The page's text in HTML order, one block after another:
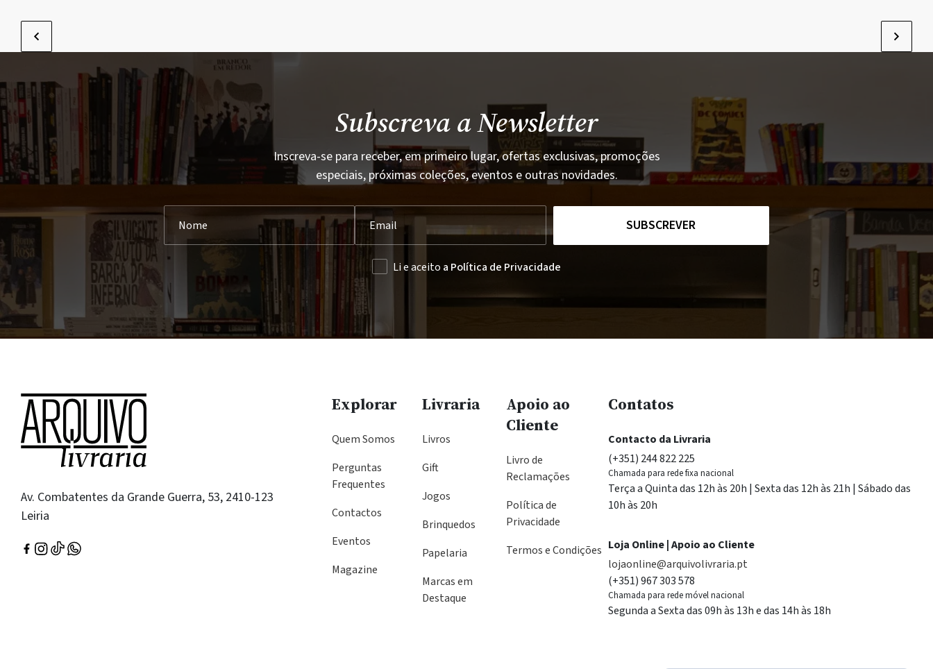
Subscreva a Newsletter
Inscreva-se para receber, em primeiro lugar, ofertas exclusivas, promoções
especiais, próximas coleções, eventos e outras novidades.
SUBSCREVER
Li e aceito a Política de Privacidade
Av. Combatentes da Grande Guerra, 53, 2410-123
Leiria
Explorar
Quem Somos
Perguntas
Frequentes
Contactos
Eventos
Magazine
Livraria
Livros
Gift
Jogos
Brinquedos
Papelaria
Marcas em
Destaque
Apoio ao
Cliente
Livro de
Reclamações
Política de
Privacidade
Termos e Condições
Contatos
Contacto da Livraria
(+351) 244 822 225
Chamada para rede fixa nacional
Terça a Quinta das 12h às 20h | Sexta das 12h às 21h | Sábado das
10h às 20h
Loja Online | Apoio ao Cliente
lojaonline@arquivolivraria.pt
(+351) 967 303 578
Chamada para rede móvel nacional
Segunda a Sexta das 09h às 13h e das 14h às 18h